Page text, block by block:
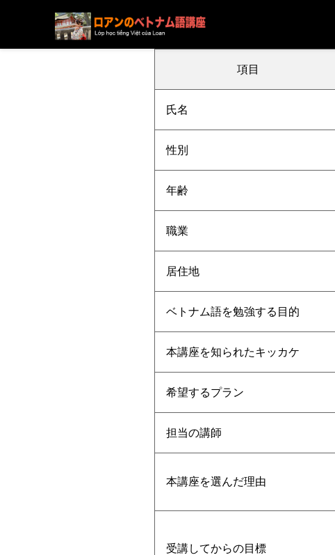
項目
氏名
性別
年齢
職業
居住地
ベトナム語を勉強する目的
本講座を知られたキッカケ
希望するプラン
担当の講師
本講座を選んだ理由
受講してからの目標